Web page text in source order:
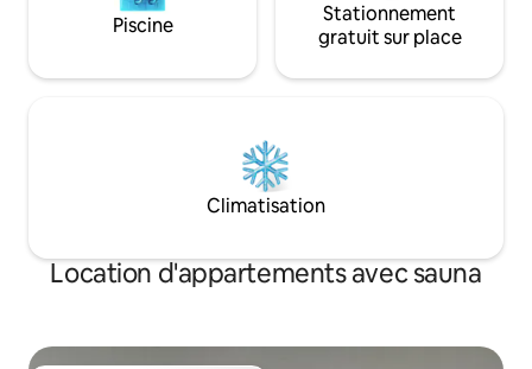
Piscine
Stationnement
gratuit sur place
Climatisation
Location d'appartements avec sauna